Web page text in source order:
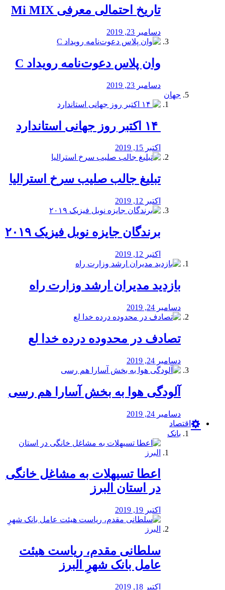
تاریخ احتمالی معرفی Mi MIX
دسامبر 23, 2019
وان پلاس دعوت‌نامه رویداد C
دسامبر 23, 2019
جهان
اکتبر 15, 2019
تبلیغ جالب صلیب سرخ استرالیا
اکتبر 12, 2019
برندگان جایزه نوبل فیزیک ۲۰۱۹
اکتبر 12, 2019
بازدید مدیران ارشد وزارت راه
دسامبر 24, 2019
تصادف در محدوده درده خدا لع
دسامبر 24, 2019
آلودگی هوا به بخش آسارا هم رسی
دسامبر 24, 2019
اقتصاد
بانک
️اعطا تسیهلات به مشاغل خانگی
در استان البرز
اکتبر 19, 2019
سلطانی مقدم، ریاست هیئت
عامل بانک شهرِ البرز
اکتبر 18, 2019